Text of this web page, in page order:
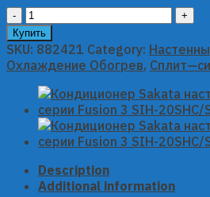
Кондиционер
Sakata
настенный
сплит-
система
серии
Liberty
Inverter
SIE-
25SGC/SOE-
Купить
SKU: 882421 Category:
Охлаждение Обогрев,
Description
Additional information